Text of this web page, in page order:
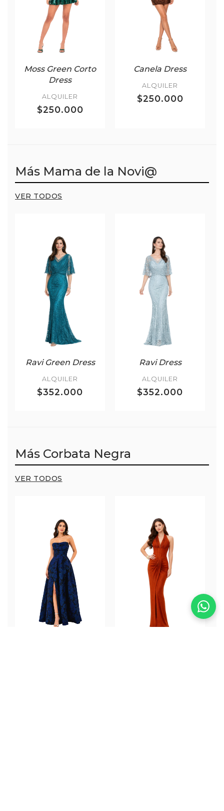
Moss Green Corto
Dress
ALQUILER
$250.000
Canela Dress
ALQUILER
$250.000
Más Mama de la Novi@
VER TODOS
Ravi Green Dress
ALQUILER
$352.000
Ravi Dress
ALQUILER
$352.000
Más Corbata Negra
VER TODOS